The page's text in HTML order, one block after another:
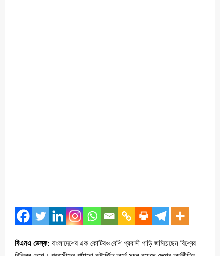
বিএনএ ডেস্ক: বাংলাদেশের এক কোটিরও বেশি প্রবাসী পাড়ি জমিয়েছেন বিশ্বের